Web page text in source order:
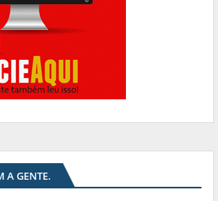
A GENTE.